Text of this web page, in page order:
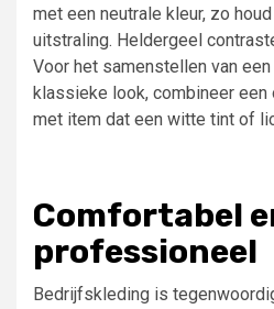
met een neutrale kleur, zo
uitstraling. Heldergeel
Voor het samenstellen van
klassieke look, combineer
met item dat een witte tint of
Comfortabel
professioneel
Bedrijfskleding is